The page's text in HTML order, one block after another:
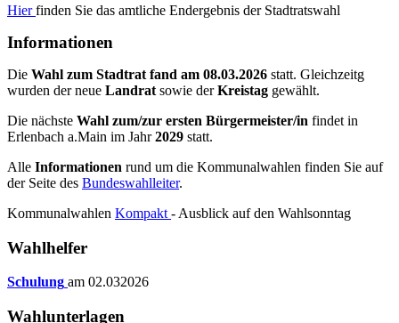
Hierfinden Sie das amtliche Endergebnis der Stadtratswahl
Informationen
Die Wahl zum Stadtrat fand am 08.03.2026 statt. Gleichzeitg
wurden der neue Landrat sowie derKreistag gewählt.
Die nächste Wahl zum/zur ersten Bürgermeister/in findet in
Erlenbach a.Main im Jahr2029 statt.
Alle Informationen rund um die Kommunalwahlen finden Sie auf
der Seite des Bundeswahlleiter.
Kommunalwahlen Kompakt - Ausblick auf den Wahlsonntag
Wahlhelfer
Schulung am 02.032026
Wahlunterlagen